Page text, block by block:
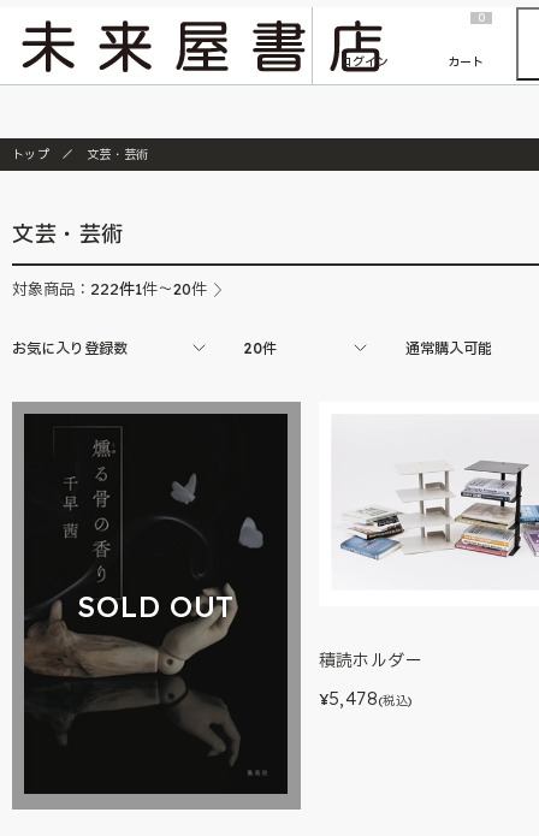
『ONE PIECE magazine 021 ONE PIECEカード付き同梱版』発売延期のご案内
ログイン
0
カート
トップ 文芸・芸術
文芸・芸術
対象商品： 222件1件～20件
お気に入り登録数 20件 通常購入可能
SOLD OUT
積読ホルダー
¥5,478(税込)